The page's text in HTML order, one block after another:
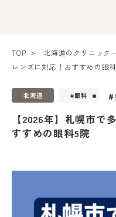
TOP 北海道のクリニック
レンズに対応！おすすめの眼
北海道 #眼科 #
【2026年】札幌市で
すすめの眼科5院